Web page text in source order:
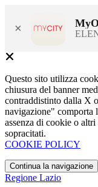
×
Questo sito utilizza
chiusura del banner
contraddistinto dalla X
navigazione" comporta
assenza di cookie o
sopracitati.
COOKIE POLICY
Continua la navigazione
Regione Lazio